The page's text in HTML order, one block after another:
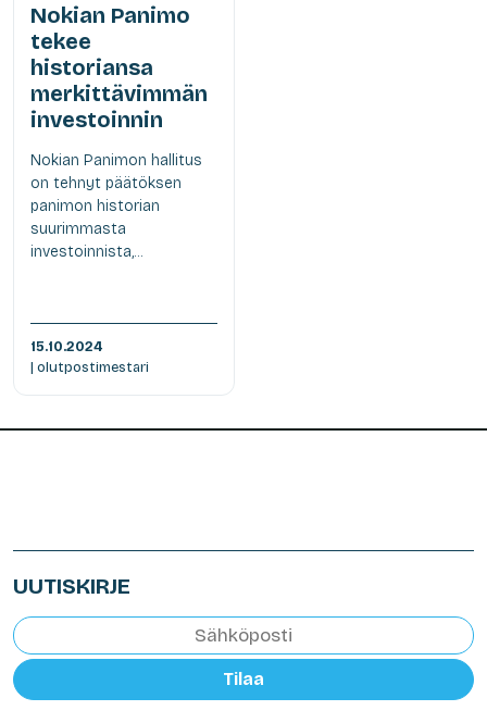
Nokian Panimo
tekee
historiansa
merkittävimmän
investoinnin
Nokian Panimon hallitus
on tehnyt päätöksen
panimon historian
suurimmasta
investoinnista,...
15.10.2024
| olutpostimestari
UUTISKIRJE
Tilaa